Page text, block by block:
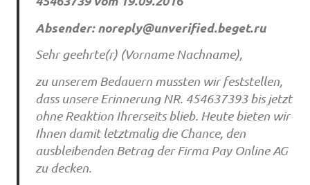
Absender:noreply@unverified.beget.ru
Sehr geehrte(r) (Vorname Nachname),
zu unserem Bedauern mussten wir feststellen,
dass unsere Erinnerung NR. 454637393 bis jetzt
ohne Reaktion Ihrerseits blieb. Heute bieten wir
Ihnen damit letztmalig die Chance, den
ausbleibenden Betrag der Firma Pay Online AG
zu decken.